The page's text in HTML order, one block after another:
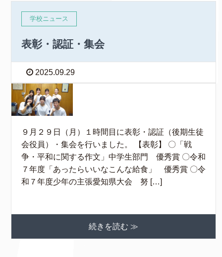
学校ニュース
表彰・認証・集会
2025.09.29
９月２９日（月）１時間目に表彰・認証（後期生徒
会役員）・集会を行いました。 【表彰】 〇「戦
争・平和に関する作文」中学生部門 優秀賞 〇令和
７年度「あったらいいなこんな給食」 優秀賞 〇令
和７年度少年の主張愛知県大会 努 […]
続きを読む ≫